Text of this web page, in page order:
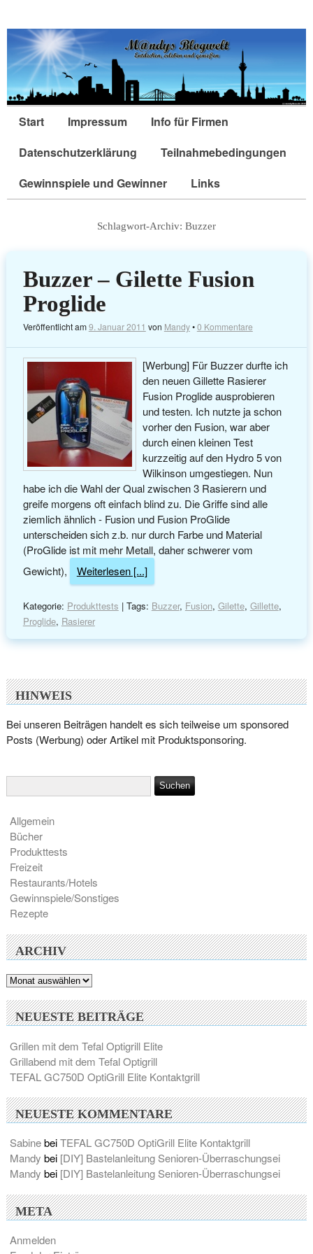
Start Impressum
Info für Firmen
Datenschutzerklärung
Teilnahmebedingungen
Gewinnspiele und Gewinner
Links
Schlagwort-Archiv: Buzzer
Buzzer – Gilette Fusion
Proglide
Veröffentlicht am9. Januar 2011 von Mandy•0 Kommentare
[Werbung] Für Buzzer durfte ich
den neuen Gillette Rasierer
Fusion Proglide ausprobieren
und testen. Ich nutzte ja schon
vorher den Fusion, war aber
durch einen kleinen Test
kurzzeitig auf den Hydro 5 von
Wilkinson umgestiegen. Nun
habe ich die Wahl der Qual zwischen 3 Rasierern und
greife morgens oft einfach blind zu. Die Griffe sind alle
ziemlich ähnlich - Fusion und Fusion ProGlide
unterscheiden sich z.b. nur durch Farbe und Material
(ProGlide ist mit mehr Metall, daher schwerer vom
Gewicht),
Weiterlesen [...]
Kategorie: Produkttests | Tags: Buzzer, Fusion, Gilette, Gillette,
Proglide, Rasierer
HINWEIS
Bei unseren Beiträgen handelt es sich teilweise um sponsored
Posts (Werbung) oder Artikel mit Produktsponsoring.
Allgemein
Bücher
Produkttests
Freizeit
Restaurants/Hotels
Gewinnspiele/Sonstiges
Rezepte
ARCHIV
Archiv
NEUESTE BEITRÄGE
Grillen mit dem Tefal Optigrill Elite
Grillabend mit dem Tefal Optigrill
TEFAL GC750D OptiGrill Elite Kontaktgrill
NEUESTE KOMMENTARE
SabinebeiTEFAL GC750D OptiGrill Elite Kontaktgrill
Mandy bei [DIY] Bastelanleitung Senioren-Überraschungsei
Mandy bei [DIY] Bastelanleitung Senioren-Überraschungsei
META
Anmelden